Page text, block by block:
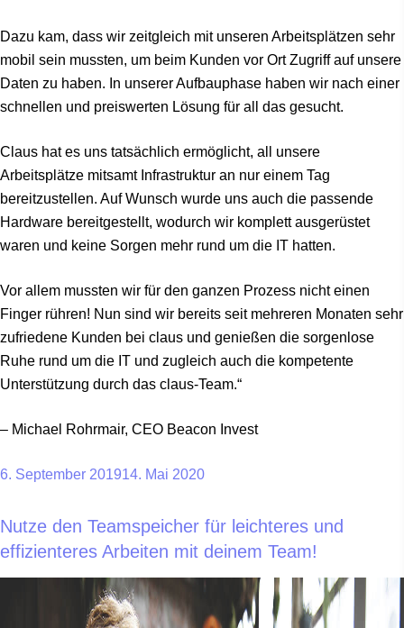
Dazu kam, dass wir zeitgleich mit unseren Arbeitsplätzen sehr
mobil sein mussten, um beim Kunden vor Ort Zugriff auf unsere
Daten zu haben. In unserer Aufbauphase haben wir nach einer
schnellen und preiswerten Lösung für all das gesucht.
Claus hat es uns tatsächlich ermöglicht, all unsere
Arbeitsplätze mitsamt Infrastruktur an nur einem Tag
bereitzustellen. Auf Wunsch wurde uns auch die passende
Hardware bereitgestellt, wodurch wir komplett ausgerüstet
waren und keine Sorgen mehr rund um die IT hatten.
Vor allem mussten wir für den ganzen Prozess nicht einen
Finger rühren! Nun sind wir bereits seit mehreren Monaten sehr
zufriedene Kunden bei claus und genießen die sorgenlose
Ruhe rund um die IT und zugleich auch die kompetente
Unterstützung durch das claus-Team.“
– Michael Rohrmair, CEO Beacon Invest
6. September 201914. Mai 2020
Nutze den Teamspeicher für leichteres und
effizienteres Arbeiten mit deinem Team!